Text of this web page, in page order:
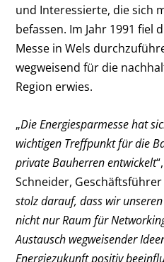
und Interessierte, die sich
befassen. Im Jahr 1991 fiel
Messe in Wels
wegweisend für die
Region erwies.
„Die Energiesparmesse hat
wichtigen Treffpunkt für die
private Bauherren entwickelt
Schneider, Geschäftsführer
stolz darauf, dass wir
nicht nur Raum für
Austausch wegweisender
Energiezukunft positiv